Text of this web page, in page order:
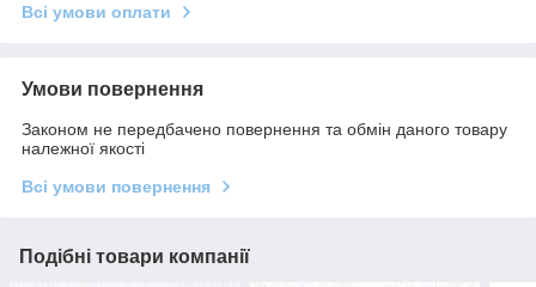
Всі умови оплати
Умови повернення
Законом не передбачено повернення та обмін даного товару
належної якості
Всі умови повернення
Подібні товари компанії